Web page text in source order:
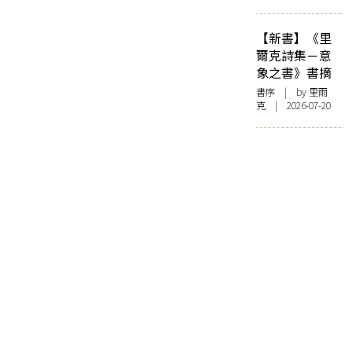
【新書】《里
爾克詩集－意
象之書》書摘
書序 | by 里爾
克 | 2026-07-20